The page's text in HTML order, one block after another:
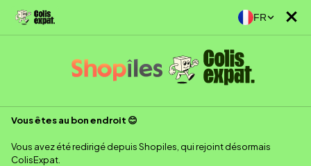
FR
Vous êtes au bon endroit 😊
Vous avez été redirigé depuis Shopiles, qui rejoint désormais
ColisExpat.